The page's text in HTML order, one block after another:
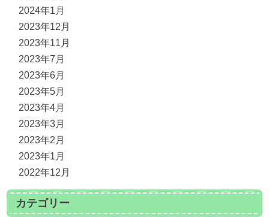
2024年1月
2023年12月
2023年11月
2023年7月
2023年6月
2023年5月
2023年4月
2023年3月
2023年2月
2023年1月
2022年12月
カテゴリー